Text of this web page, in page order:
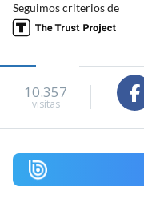
Seguimos criterios de
10.357
visitas